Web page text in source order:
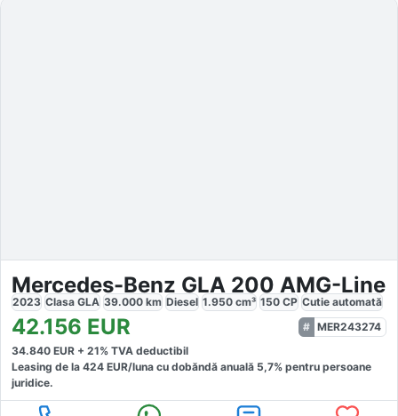
Mercedes-Benz GLA 200 AMG-Line
2023 Clasa GLA 39.000 km Diesel 1.950 cm³ 150 CP Cutie automată
42.156 EUR
MER243274
34.840 EUR + 21% TVA deductibil
Leasing de la 424 EUR/luna cu dobăndă anuală 5,7% pentru persoane
juridice.